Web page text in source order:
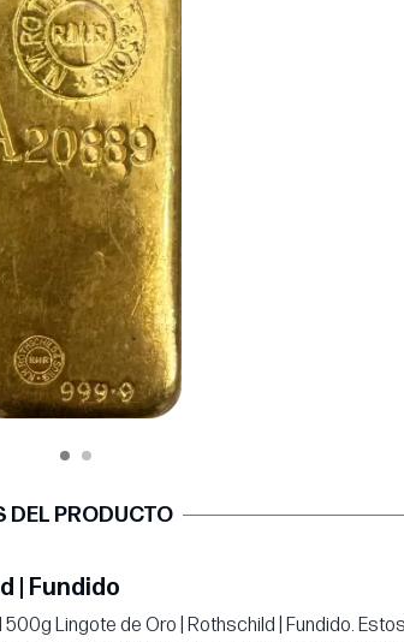
DEL PRODUCTO
| Fundido
Lingote de Oro | Rothschild | Fundido.